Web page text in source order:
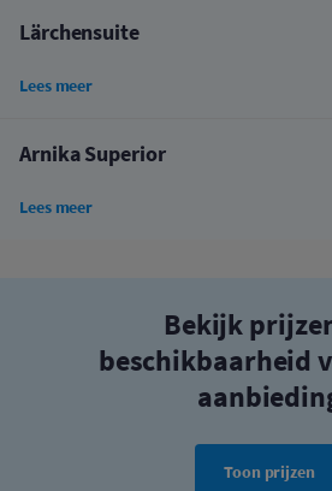
Lärchensuite
Lees meer
Arnika Superior
Lees meer
Bekijk
beschikbaarheid
Toon prijzen